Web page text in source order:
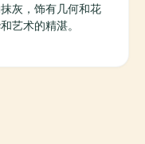
灰，饰有几何和花
艺术的精湛。